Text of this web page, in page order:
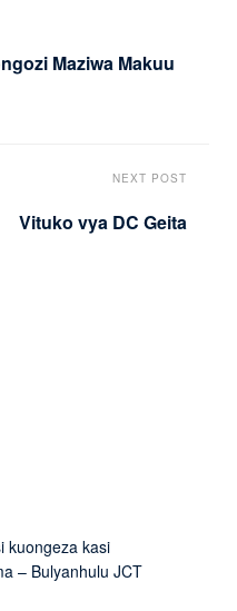
Maziwa Makuu
NEXT POST
Vituko vya DC Geita
kuongeza kasi
– Bulyanhulu JCT